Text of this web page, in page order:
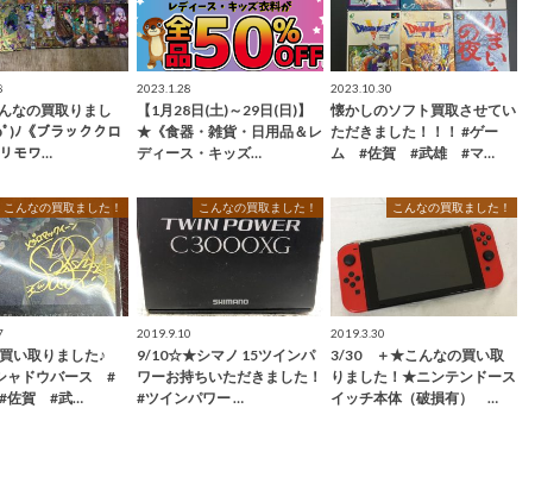
なの買取りまし
)ﾉ《ブラッククロ
モワ…
2023.1.28
【1月28日(土)～29日(日)】
★《食器・雑貨・日用品＆レ
ディース・キッズ…
2023.10.30
懐かしのソフト買取させてい
ただきました！！！ #ゲー
ム #佐賀 #武雄 #マ…
こんなの買取ました！
い取りました♪
ャドウバース #
佐賀 #武…
こんなの買取ました！
2019.9.10
9/10☆★シマノ 15ツインパ
ワーお持ちいただきました！
#ツインパワー …
こんなの買取ました！
2019.3.30
3/30 ＋★こんなの買い取
りました！★ニンテンドース
イッチ本体（破損有） …